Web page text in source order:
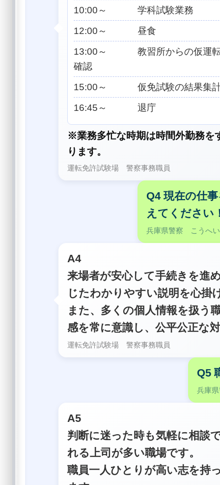
10:00～ 学科試験業務
12:00～ 昼食
13:00～ 教習所からの仮運転
確認
15:00～ 仮免試験の結果集計
16:45～ 退庁
※業務多忙な時期は時間外勤務を
ります。
運転免許試験場 警察事務職員
Q4 現在の仕
えてください
兵庫県警察 こうへ
A4
来場者が安心して手続きを進
じたわかりやすい説明を心掛
また、多くの個人情報を扱う
感を常に意識し、公平公正な
運転免許試験場 警察事務職員
Q5
兵庫
A5
判断に迷った時も気軽に相談
れる上司が多い職場です。
職員一人ひとりが高い志を持